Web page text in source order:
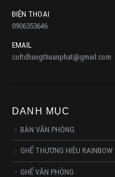
ĐIỆN THOẠI
0906353646
EMAIL
coltdhungthuanphat@gmail.com
DANH MỤC
BÀN VĂN PHÒNG
GHẾ THƯƠNG HIỆU RAINBOW
GHẾ VĂN PHÒNG